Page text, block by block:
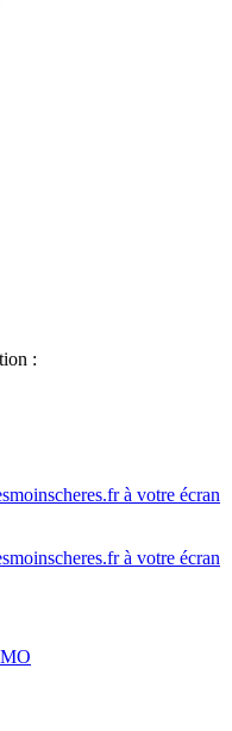
:
à votre écran
à votre écran